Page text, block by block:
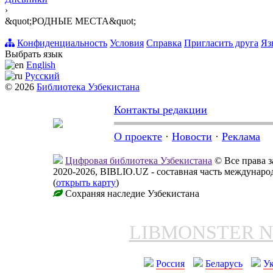
›
&quot;РОДНЫЕ МЕСТА&quot;
Конфиденциальность Условия Справка Пригласить друга
Выбрать язык
English
Русский
© 2026 Библиотека Узбекистана
Контакты редакции
О проекте · Новости · Реклама
Цифровая библиотека Узбекистана © Все права
2020-2026, BIBLIO.UZ - составная часть
(открыть карту)
Сохраняя наследие Узбекистана
LIBMONSTER
Россия Беларусь